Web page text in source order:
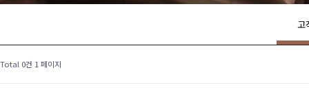
고
Total 0건 1 페이지